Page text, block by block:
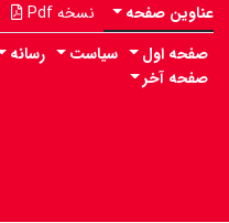
عناوین صفحه نسخه Pdf
صفحه اول سیاست رسانه
صفحه آخر